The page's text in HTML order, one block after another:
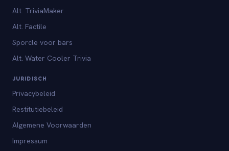
Alt. TriviaMaker
Alt. Factile
Sporcle voor bars
Alt. Water Cooler Trivia
JURIDISCH
Privacybeleid
Restitutiebeleid
Algemene Voorwaarden
Impressum